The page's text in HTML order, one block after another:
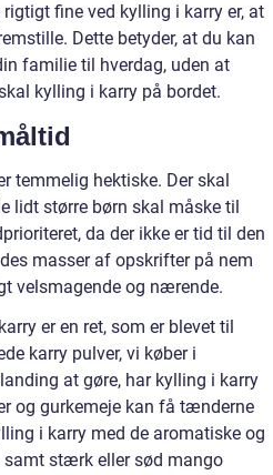
fine ved kylling i karry er, at
Dette betyder, at du kan
familie til hverdag, uden at
kylling i karry på bordet.
temmelig hektiske. Der skal
lidt større børn skal måske til
da der ikke er tid til den
masser af opskrifter på nem
velsmagende og nærende.
er en ret, som er blevet til
karry pulver, vi køber i
at gøre, har kylling i karry
og gurkemeje kan få tænderne
i karry med de aromatiske og
stærk eller sød mango